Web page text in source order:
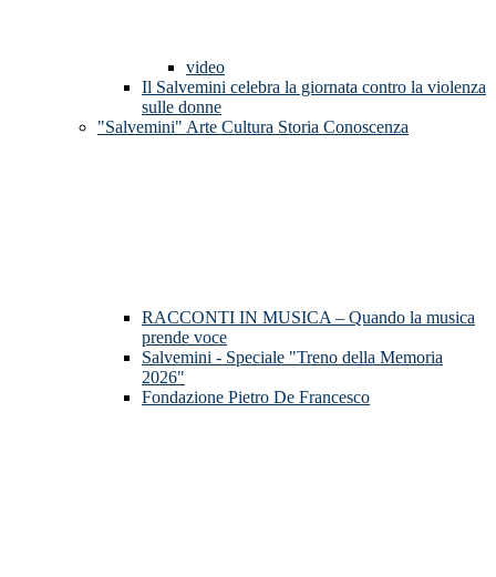
video
Il Salvemini celebra la giornata contro la violenza
sulle donne
"Salvemini" Arte Cultura Storia Conoscenza
RACCONTI IN MUSICA – Quando la musica
prende voce
Salvemini - Speciale "Treno della Memoria
2026"
Fondazione Pietro De Francesco